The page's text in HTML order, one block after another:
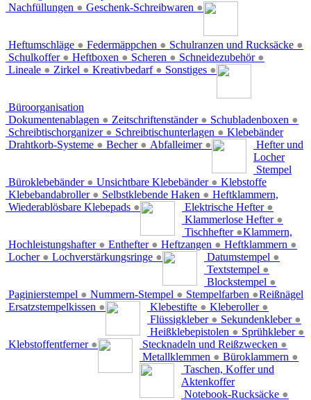
Nachfüllungen ● Geschenk-Schreibwaren ●
Heftumschläge ● Federmäppchen ● Schulranzen und Rucksäcke ●
Schulkoffer ● Heftboxen ● Scheren ● Schneidezubehör ●
Lineale ● Zirkel ● Kreativbedarf ● Sonstiges ●
Büroorganisation
Dokumentenablagen ● Zeitschriftenständer ● Schubladenboxen ●
Schreibtischorganizer ● Schreibtischunterlagen ●
Drahtkorb-Systeme ● Becher ● Abfalleimer ●
Klebebänder
Büroklebebänder ● Unsichtbare Klebebänder ●
Klebebandabroller ● Selbstklebende Haken ●
Wiederablösbare Klebepads ●
Hefter und
Locher
Elektrische Hefter ●
Klammerlose Hefter ●
Tischhefter ●
Hochleistungshafter ● Enthefter ● Heftzangen ● Heftklammern ●
Locher ● Lochverstärkungsringe ●
Stempel
Datumstempel ●
Textstempel ●
Blockstempel ●
Paginierstempel ● Nummern-Stempel ● Stempelfarben ●
Ersatzstempelkissen ●
Klebstoffe
Klebestifte ● Kleberoller ●
Flüssigkleber ● Sekundenkleber ●
Heißklebepistolen ● Sprühkleber ●
Klebstoffentferner ●
Heftklammern,
Klammern,
Reißnägel
Stecknadeln und Reißzwecken ●
Metallklemmen ● Büroklammern ●
Taschen, Koffer und
Aktenkoffer
Notebook-Rucksäcke ●